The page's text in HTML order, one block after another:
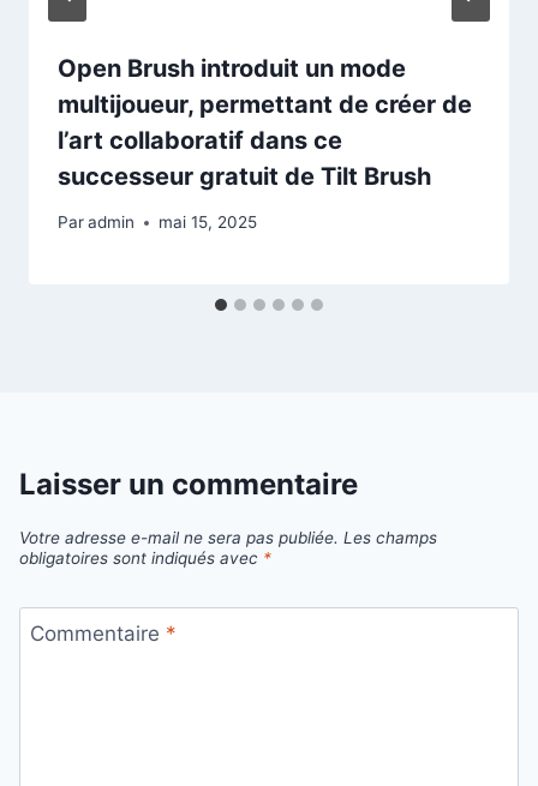
Open Brush introduit un mode
multijoueur, permettant de créer de
l’art collaboratif dans ce
successeur gratuit de Tilt Brush
Paradmin mai 15, 2025
Laisser un commentaire
Votre adresse e-mail ne sera pas publiée. Les champs
obligatoires sont indiqués avec *
Commentaire *